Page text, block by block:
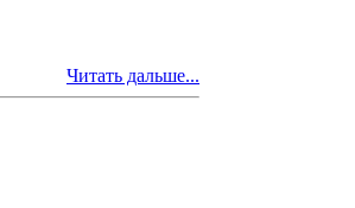
Читать дальше...